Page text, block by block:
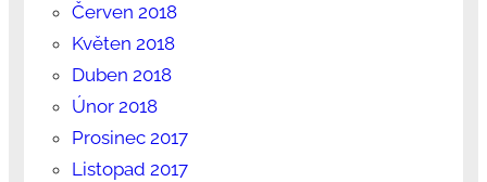
Červen 2018
Květen 2018
Duben 2018
Únor 2018
Prosinec 2017
Listopad 2017